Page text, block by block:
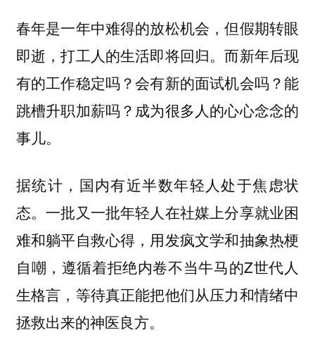
春年是一年中难得的放松机会，但假期转眼
即逝，打工人的生活即将回归。而新年后现
有的工作稳定吗？会有新的面试机会吗？能
跳槽升职加薪吗？成为很多人的心心念念的
事儿。
据统计，国内有近半数年轻人处于焦虑状
态。一批又一批年轻人在社媒上分享就业困
难和躺平自救心得，用发疯文学和抽象热梗
自嘲，遵循着拒绝内卷不当牛马的Z世代人
生格言，等待真正能把他们从压力和情绪中
拯救出来的神医良方。